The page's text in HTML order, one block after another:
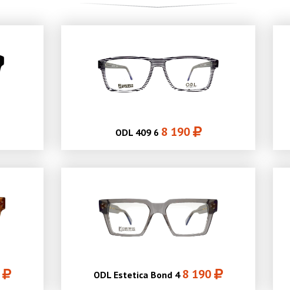
ODL 409 6 8 190
ODL Estetica Bond 4 8 190